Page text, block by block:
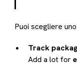
Puoi scegliere
Track
Add a lot for